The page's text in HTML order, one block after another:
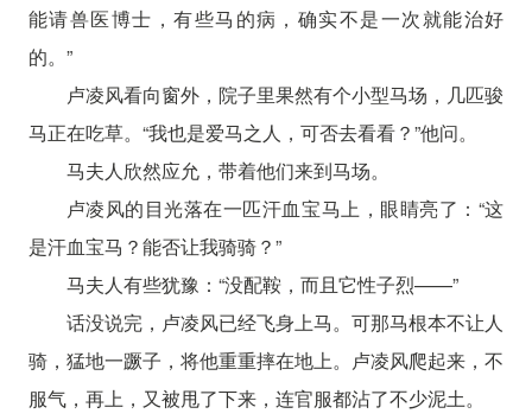
能请兽医博士，有些马的病，确实不是一次就能治好
的。”
卢凌风看向窗外，院子里果然有个小型马场，几匹骏
马正在吃草。“我也是爱马之人，可否去看看？”他问。
马夫人欣然应允，带着他们来到马场。
卢凌风的目光落在一匹汗血宝马上，眼睛亮了：“这
是汗血宝马？能否让我骑骑？”
马夫人有些犹豫：“没配鞍，而且它性子烈——”
话没说完，卢凌风已经飞身上马。可那马根本不让人
骑，猛地一蹶子，将他重重摔在地上。卢凌风爬起来，不
服气，再上，又被甩了下来，连官服都沾了不少泥土。